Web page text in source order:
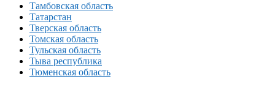
Тамбовская область
Татарстан
Тверская область
Томская область
Тульская область
Тыва республика
Тюменская область